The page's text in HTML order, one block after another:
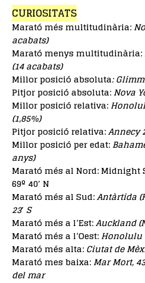
CURIOSITATS
Marató més multitudinària:
acabats)
Marató menys multitudinària:
(14 acabats)
Millor posició absoluta:
Pitjor posició absoluta: Nova
Millor posició relativa:
(1,85%)
Pitjor posició relativa:Annecy
Millor posició per edat:
anys)
Marató més al Nord: Midnight
69º 40′ N
Marató més al Sud:Antàrtida
23′ S
Marató més a l’Est:Auckland
Marató més a l’Oest: Honolulu
Marató més alta: Ciutat de
Marató mes baixa: Mar Mort,
del mar